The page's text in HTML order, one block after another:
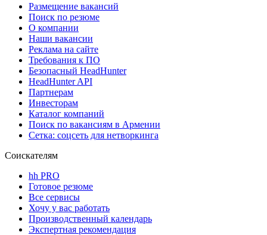
Размещение вакансий
Поиск по резюме
О компании
Наши вакансии
Реклама на сайте
Требования к ПО
Безопасный HeadHunter
HeadHunter API
Партнерам
Инвесторам
Каталог компаний
Поиск по вакансиям в Армении
Сетка: соцсеть для нетворкинга
Соискателям
hh PRO
Готовое резюме
Все сервисы
Хочу у вас работать
Производственный календарь
Экспертная рекомендация